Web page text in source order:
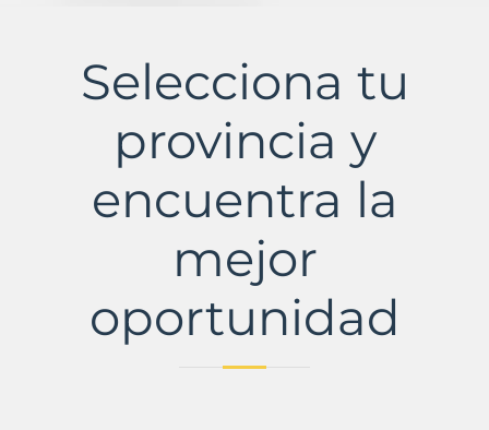
MunicipioSelecciona tu
provincia y
encuentra la
mejor
oportunidad